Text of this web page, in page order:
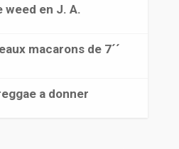
weed en J. A.
macarons de 7´´
a donner